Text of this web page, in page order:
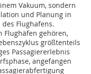
Vakuum, sondern
und Planung in
Flughafens.
Flughäfen gehören,
größtenteils
Passagiererlebnis
angefangen